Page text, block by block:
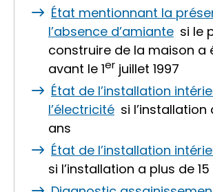
État mentionnant la
l’absence d’amiante si le
construire de la maison a
avant le 1er juillet 1997
État de l’installation
l’électricité si l’installation
ans
État de l’installation
si l’installation a plus de